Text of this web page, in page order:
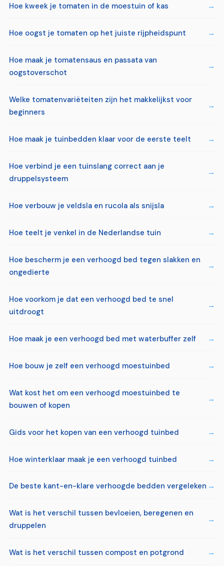
Hoe kweek je tomaten in de moestuin of kas
Hoe oogst je tomaten op het juiste rijpheidspunt
Hoe maak je tomatensaus en passata van
oogstoverschot
Welke tomatenvariëteiten zijn het makkelijkst voor
beginners
Hoe maak je tuinbedden klaar voor de eerste teelt
Hoe verbind je een tuinslang correct aan je
druppelsysteem
Hoe verbouw je veldsla en rucola als snijsla
Hoe teelt je venkel in de Nederlandse tuin
Hoe bescherm je een verhoogd bed tegen slakken en
ongedierte
Hoe voorkom je dat een verhoogd bed te snel
uitdroogt
Hoe maak je een verhoogd bed met waterbuffer zelf
Hoe bouw je zelf een verhoogd moestuinbed
Wat kost het om een verhoogd moestuinbed te
bouwen of kopen
Gids voor het kopen van een verhoogd tuinbed
Hoe winterklaar maak je een verhoogd tuinbed
De beste kant-en-klare verhoogde bedden vergeleken
Wat is het verschil tussen bevloeien, beregenen en
druppelen
Wat is het verschil tussen compost en potgrond